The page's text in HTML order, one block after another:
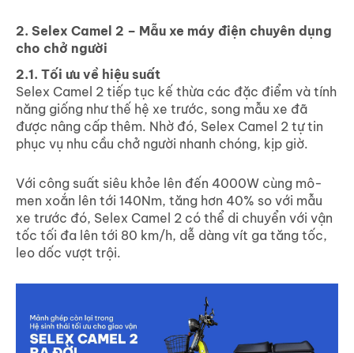
2. Selex Camel 2 – Mẫu xe máy điện chuyên dụng
cho chở người
2.1. Tối ưu về hiệu suất
Selex Camel 2 tiếp tục kế thừa các đặc điểm và tính
năng giống như thế hệ xe trước, song mẫu xe đã
được nâng cấp thêm. Nhờ đó, Selex Camel 2 tự tin
phục vụ nhu cầu chở người nhanh chóng, kịp giờ.
Với công suất siêu khỏe lên đến 4000W cùng mô-
men xoắn lên tới 140Nm, tăng hơn 40% so với mẫu
xe trước đó, Selex Camel 2 có thể di chuyển với vận
tốc tối đa lên tới 80 km/h, dễ dàng vít ga tăng tốc,
leo dốc vượt trội.